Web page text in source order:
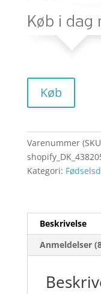
Køb
Varenummer
Kategori:
Beskrivelse
Anmeldelser